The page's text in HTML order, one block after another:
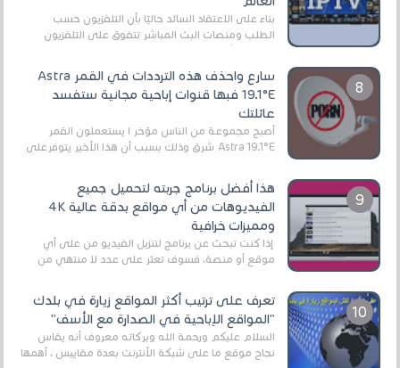
بناءً على الاعتقاد السائد حاليًا بأن التلفزيون حسب
الطلب ومنصات البث المباشر تتفوق على التلفزيون
الرقمي الأرضي التقليدي، يُعدّ IPTV-org خيار...
سارع واحذف هذه الترددات في القمر Astra
19.1°E فبها قنوات إباحية مجانية ستفسد
عائلتك
أصبح مجموعة من الناس مؤخر ا يستعملون القمر
Astra 19.1°E شرق وذلك بسبب أن هذا الأخير يتوفرعلى
هذا أفضل برنامج جربته لتحميل جميع
الفيديوهات من أي مواقع بدقة عالية 4K
ومميزات خرافية
إذا كنت تبحث عن برنامج لتنزيل الفيديو من على أي
موقع أو منصة، فسوف تعثر على عدد لا منتهي من
تعرف على ترتيب أكثر المواقع زيارة في بلدك
"المواقع الإباحية في الصدارة مع الأسف"
السلام عليكم ورحمة الله وبركاته معروف أنه يقاس
نجاح موقع ما على شبكة الأنترنت بعدة مقاييس ، أهمها